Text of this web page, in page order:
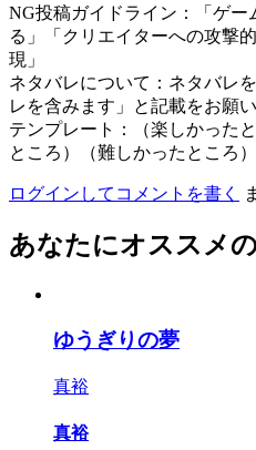
NG投稿ガイドライン：「ゲー
る」「クリエイターへの攻撃
現」
ネタバレについて：ネタバレ
レを含みます」と記載をお願い
テンプレート：（楽しかった
ところ）（難しかったところ
ログインしてコメントを書く
あなたにオススメ
ゆうぎりの夢
真裕
真裕